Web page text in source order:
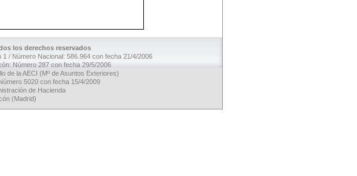
los derechos reservados
/ Número Nacional: 586.964 con fecha 21/4/2006
Número 287 con fecha 29/5/2006
de la AECI (Mº de Asuntos Exteriores)
5020 con fecha 15/4/2009
de Hacienda
(Madrid)